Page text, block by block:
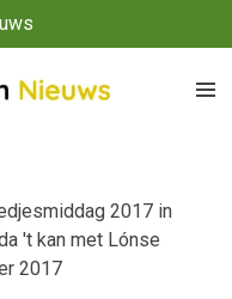
2017 in
't kan met Lónse
2017